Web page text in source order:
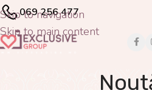
Skip to navigation
Skip to main content
069 256 477